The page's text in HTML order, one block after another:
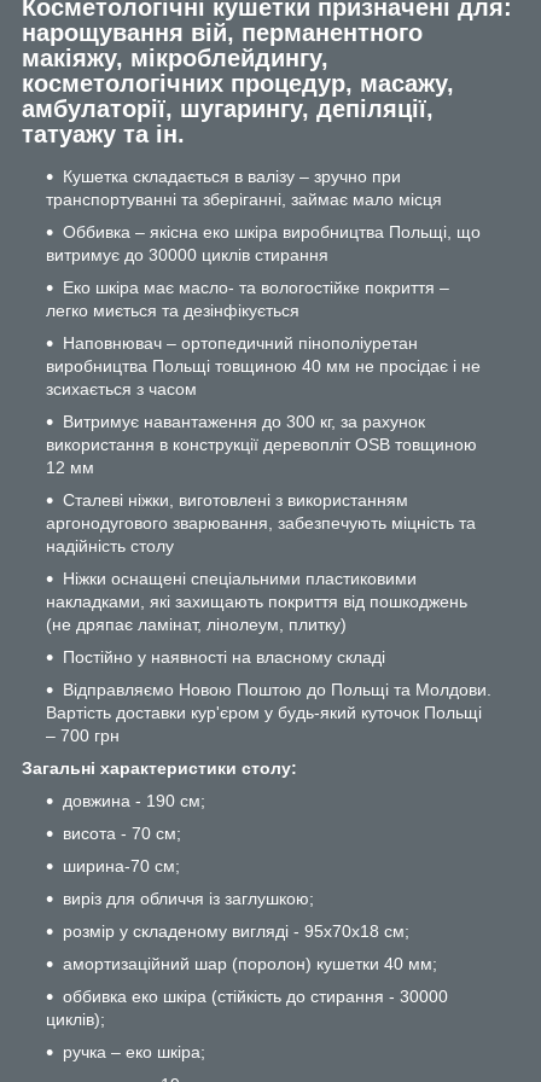
Косметологічні кушетки призначені для:
нарощування вій, перманентного
макіяжу, мікроблейдингу,
косметологічних процедур, масажу,
амбулаторії, шугарингу, депіляції,
татуажу та ін.
Кушетка складається в валізу – зручно при
транспортуванні та зберіганні, займає мало місця
Оббивка – якісна еко шкіра виробництва Польщі, що
витримує до 30000 циклів стирання
Еко шкіра має масло- та вологостійке покриття –
легко миється та дезінфікується
Наповнювач – ортопедичний пінополіуретан
виробництва Польщі товщиною 40 мм не просідає і не
зсихається з часом
Витримує навантаження до 300 кг, за рахунок
використання в конструкції деревопліт OSB товщиною
12 мм
Сталеві ніжки, виготовлені з використанням
аргонодугового зварювання, забезпечують міцність та
надійність столу
Ніжки оснащені спеціальними пластиковими
накладками, які захищають покриття від пошкоджень
(не дряпає ламінат, лінолеум, плитку)
Постійно у наявності на власному складі
Відправляємо Новою Поштою до Польщі та Молдови.
Вартість доставки кур'єром у будь-який куточок Польщі
– 700 грн
Загальні характеристики столу:
довжина - 190 см;
висота - 70 см;
ширина-70 см;
виріз для обличчя із заглушкою;
розмір у складеному вигляді - 95х70х18 см;
амортизаційний шар (поролон) кушетки 40 мм;
оббивка еко шкіра (стійкість до стирання - 30000
циклів);
ручка – еко шкіра;